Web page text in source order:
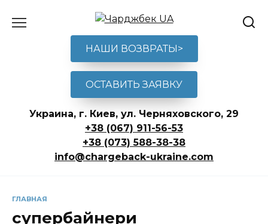
НАШИ ВОЗВРАТЫ>
ОСТАВИТЬ ЗАЯВКУ
Украина, г. Киев, ул. Черняховского, 29
+38 (067) 911-56-53
+38 (073) 588-38-38
info@chargeback-ukraine.com
ГЛАВНАЯ
супербайнери